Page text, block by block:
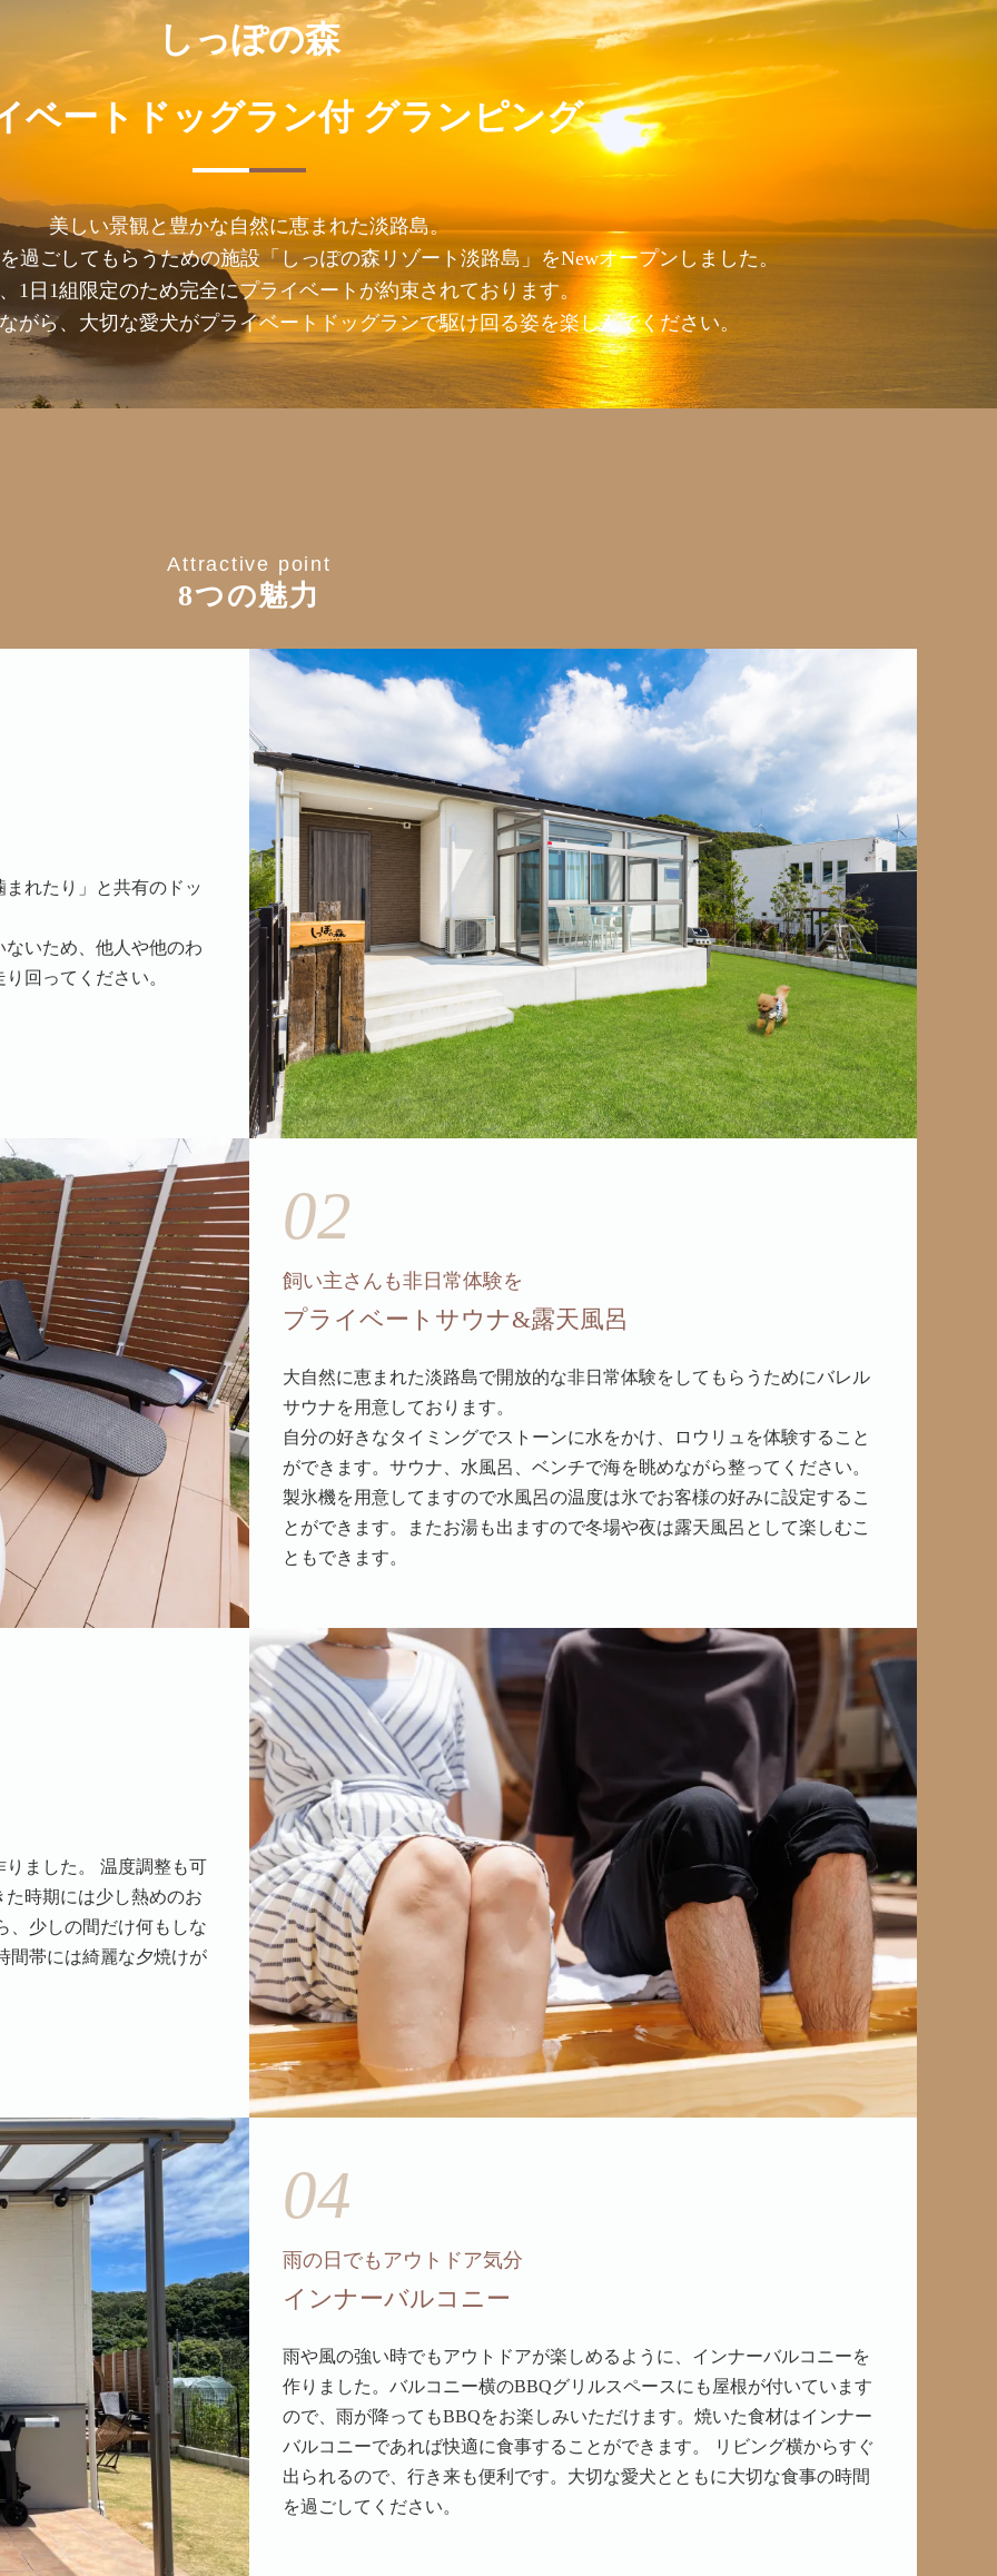
しっぽの森
ベートドッグラン付グランピング
美しい景観と豊かな自然に恵まれた淡路島。
過ごしてもらうための施設「しっぽの森リゾート淡路島」をNewオープンしました。
1日1組限定のため完全にプライベートが約束されております。
がら、大切な愛犬がプライベートドッグランで駆け回る姿を楽しんでください。
Attractive point
8つの魅力
れたり」と共有のドッ
いため、他人や他のわ
回ってください。
02
飼い主さんも非日常体験を
プライベートサウナ&露天風呂
大自然に恵まれた淡路島で開放的な非日常体験をしてもらうためにバレル
サウナを用意しております。
自分の好きなタイミングでストーンに水をかけ、ロウリュを体験すること
ができます。サウナ、水風呂、ベンチで海を眺めながら整ってください。
製氷機を用意してますので水風呂の温度は氷でお客様の好みに設定するこ
とができます。またお湯も出ますので冬場や夜は露天風呂として楽しむこ
ともできます。
ました。 温度調整も可
時期には少し熱めのお
、少しの間だけ何もしな
間帯には綺麗な夕焼けが
04
雨の日でもアウトドア気分
インナーバルコニー
雨や風の強い時でもアウトドアが楽しめるように、インナーバルコニーを
作りました。バルコニー横のBBQグリルスペースにも屋根が付いています
ので、雨が降ってもBBQをお楽しみいただけます。焼いた食材はインナー
バルコニーであれば快適に食事することができます。 リビング横からすぐ
出られるので、行き来も便利です。大切な愛犬とともに大切な食事の時間
を過ごしてください。